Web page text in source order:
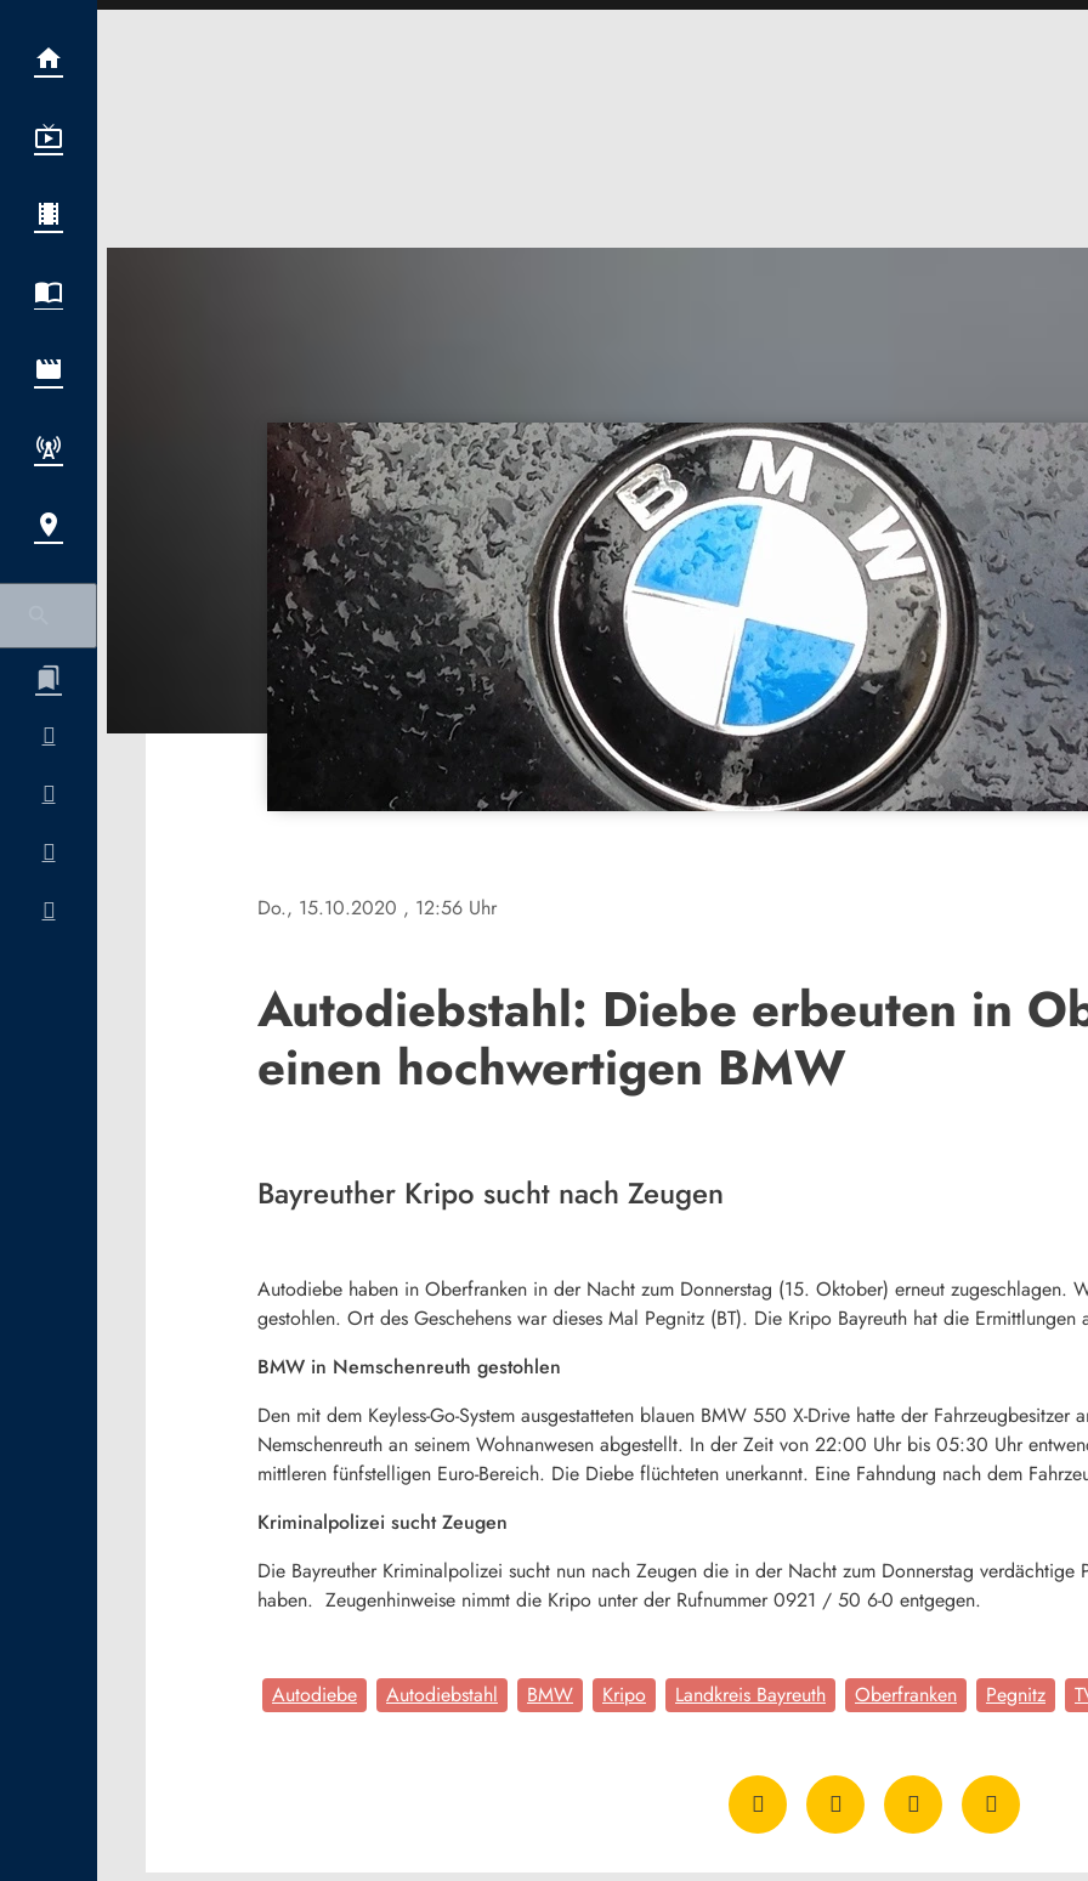
Do., 15.10.2020 , 12:56 Uhr
Autodiebstahl: Diebe erbeuten in
einen hochwertigen BMW
Bayreuther Kripo sucht nach Zeugen
Autodiebe haben in Oberfranken in der Nacht zum Donnerstag (15. Oktober) erneut zugeschlagen.
gestohlen. Ort des Geschehens war dieses Mal Pegnitz (BT). Die Kripo Bayreuth hat die Ermittlungen
BMW in Nemschenreuth gestohlen
Den mit dem Keyless-Go-System ausgestatteten blauen BMW 550 X-Drive hatte der
Nemschenreuth an seinem Wohnanwesen abgestellt. In der Zeit von 22:00 Uhr bis 05:30 Uhr
mittleren fünfstelligen Euro-Bereich. Die Diebe flüchteten unerkannt. Eine Fahndung nach dem
Kriminalpolizei sucht Zeugen
Die Bayreuther Kriminalpolizei sucht nun nach Zeugen die in der Nacht zum Donnerstag verdächtige
haben. Zeugenhinweise nimmt die Kripo unter der Rufnummer 0921 / 50 6-0 entgegen.
Autodiebe Autodiebstahl BMW Kripo Landkreis Bayreuth Oberfranken Pegnitz